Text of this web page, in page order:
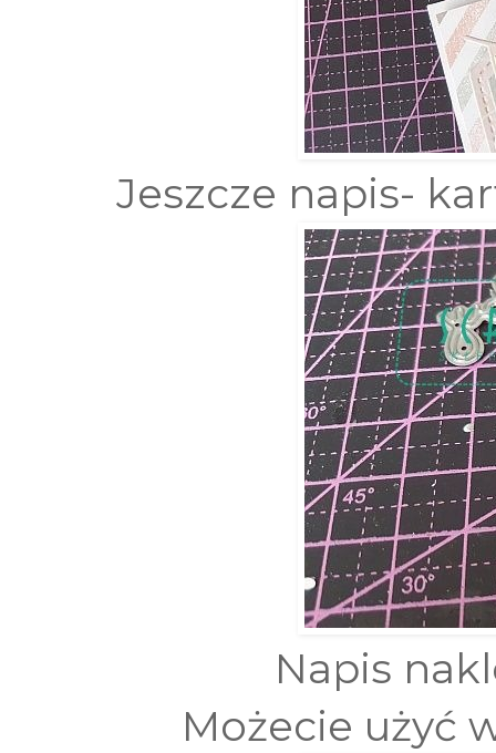
Jeszcze napis-
Napis
Możecie użyć